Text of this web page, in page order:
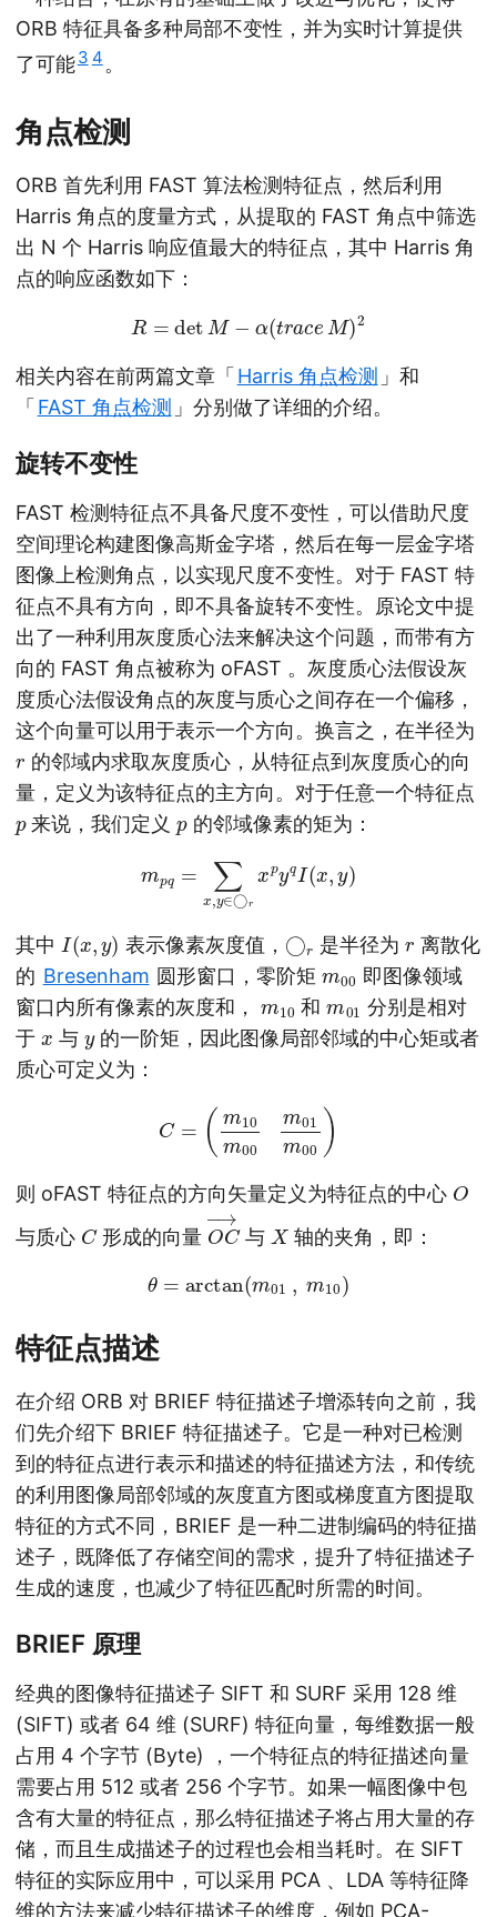
ORB 特征具备多种局部不变性，并为实时计算提供
了可能3 4 。
角点检测
ORB 首先利用 FAST 算法检测特征点，然后利用
Harris 角点的度量方式，从提取的 FAST 角点中筛选
出 N 个 Harris 响应值最大的特征点，其中 Harris 角
点的响应函数如下：
det M− ra ) 2
相关内容在前两篇文章「Harris 角点检测 」和
「FAST 角点检测 」分别做了详细的介绍。
旋转不变性
FAST 检测特征点不具备尺度不变性，可以借助尺度
空间理论构建图像高斯金字塔，然后在每一层金字塔
图像上检测角点，以实现尺度不变性。对于 FAST 特
征点不具有方向，即不具备旋转不变性。原论文中提
出了一种利用灰度质心法来解决这个问题，而带有方
向的 FAST 角点被称为 oFAST 。灰度质心法假设灰
度质心法假设角点的灰度与质心之间存在一个偏移，
这个向量可以用于表示一个方向。换言之，在半径为
的邻域内求取灰度质心，从特征点到灰度质心的向
量，定义为该特征点的主方向。对于任意一个特征点
来说，我们定义p的邻域像素的矩为：
y∈◯ rx pyq ,
其中 I(x 表示像素灰度值， ◯
r 是半径为
离散化
的 Bresenham 圆形窗口，零阶矩 m
00
即图像领域
窗口内所有像素的灰度和，
m10 和 m
分别是相对
于
x 与 y的一阶矩，因此图像局部邻域的中心矩或者
质心可定义为：
m00 m01 m00
则 oFAST 特征点的方向矢量定义为特征点的中心 O
与质心 C形成的向量 OC
→ 与X 轴的夹角，即：
θ arctan m01 m10 )
特征点描述
在介绍 ORB 对 BRIEF 特征描述子增添转向之前，我
们先介绍下 BRIEF 特征描述子。它是一种对已检测
到的特征点进行表示和描述的特征描述方法，和传统
的利用图像局部邻域的灰度直方图或梯度直方图提取
特征的方式不同，BRIEF 是一种二进制编码的特征描
述子，既降低了存储空间的需求，提升了特征描述子
生成的速度，也减少了特征匹配时所需的时间。
BRIEF 原理
经典的图像特征描述子 SIFT 和 SURF 采用 128 维
(SIFT) 或者 64 维 (SURF) 特征向量，每维数据一般
占用 4 个字节 (Byte) ，一个特征点的特征描述向量
需要占用 512 或者 256 个字节。如果一幅图像中包
含有大量的特征点，那么特征描述子将占用大量的存
储，而且生成描述子的过程也会相当耗时。在 SIFT
特征的实际应用中，可以采用 PCA 、LDA 等特征降
维的方法来减少特征描述子的维度，例如 PCA-